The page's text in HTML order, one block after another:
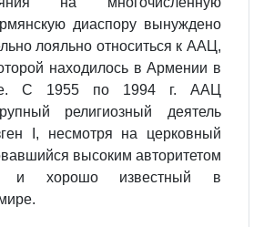
диаспору вынуждено
лояльно относиться к ААЦ,
находилось в Армении в
С 1955 по 1994 г. ААЦ
религиозный деятель
I, несмотря на церковный
высоким авторитетом
и хорошо известный в